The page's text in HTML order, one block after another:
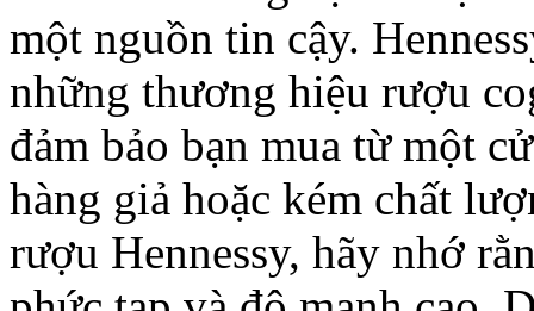
một nguồn tin cậy.
những thương hiệu rượu
đảm bảo bạn mua từ một
hàng giả hoặc kém chất
rượu Hennessy, hãy nhớ